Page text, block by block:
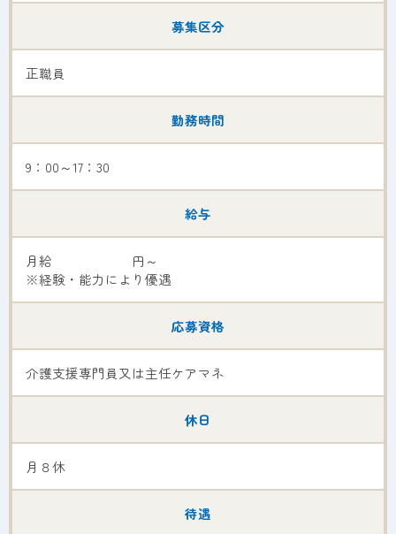
募集区分
正職員
勤務時間
9：00～17：30
給与
月給 円～
※経験・能力により優遇
応募資格
介護支援専門員又は主任ケアマネ
休日
月８休
待遇